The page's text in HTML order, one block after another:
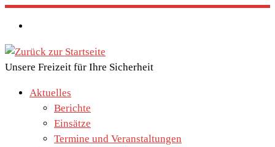
Zum
Inhalt
springen
Unsere Freizeit für Ihre Sicherheit
Aktuelles
Berichte
Einsätze
Termine und Veranstaltungen